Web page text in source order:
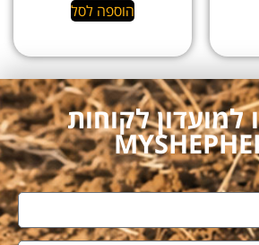
הוספה לסל
למועדון לקוחות